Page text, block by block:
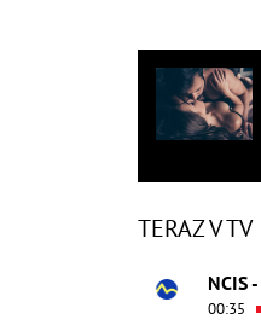
TERAZ V TV
00:35